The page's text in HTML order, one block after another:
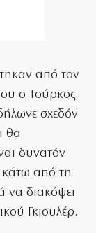
από τον
ο Τούρκος
σχεδόν
θα
δυνατόν
από τη
να διακόψει
Γκιουλέρ.